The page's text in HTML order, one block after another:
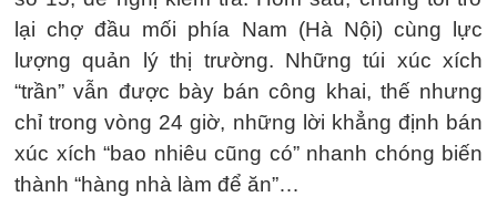
lại chợ đầu mối phía Nam (Hà Nội) cùng lực
lượng quản lý thị trường. Những túi xúc xích
“trần” vẫn được bày bán công khai, thế nhưng
chỉ trong vòng 24 giờ, những lời khẳng định bán
xúc xích “bao nhiêu cũng có” nhanh chóng biến
thành “hàng nhà làm để ăn”…